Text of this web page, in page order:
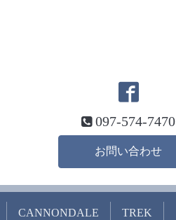
097-574-7470
お問い合わせ
CANNONDALE TREK